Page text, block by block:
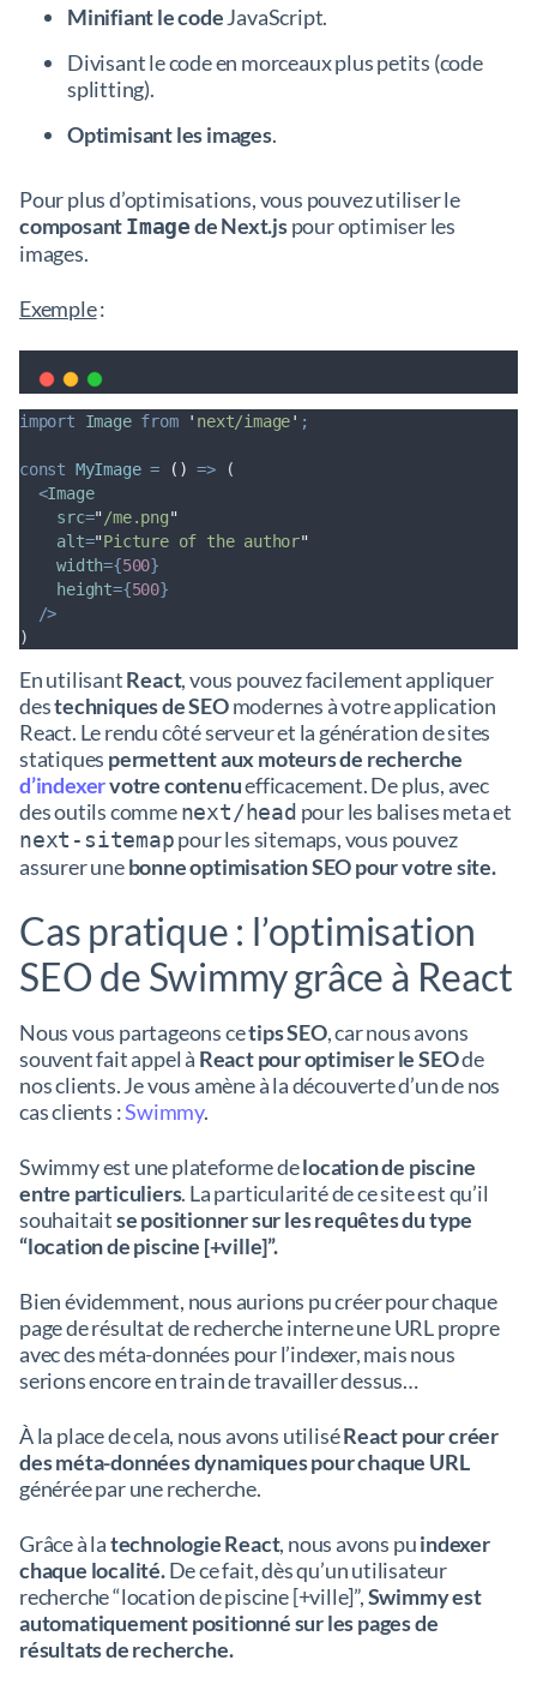
Minifiant le codeJavaScript.
Divisant le code en morceaux plus petits (code
splitting).
Optimisant les images.
Pour plus d’optimisations, vous pouvez utiliser le
composantImagede Next.jspour optimiser les
images.
Exemple:
import Image from ' next/image' ;
const MyImage = () => (
<Image
src="/me.png"
alt="Picture of the author"
width={500}
height={500}
/>
)
En utilisantReact, vous pouvez facilement appliquer
destechniques de SEOmodernes à votre application
React. Le rendu côté serveur et la génération de sites
statiques permettent aux moteurs de recherche
d’indexervotre contenuefficacement. De plus, avec
des outils commenext/head pour les balises meta et
next-sitemappour les sitemaps, vous pouvez
assurer unebonne optimisation SEO pour votre site.
Cas pratique : l’optimisation
SEO de Swimmy grâce à React
Nous vous partageons cetips SEO, car nous avons
souvent fait appel à React pour optimiser le SEOde
nos clients. Je vous amène à la découverte d’un de nos
cas clients :Swimmy.
Swimmy est une plateforme delocation de piscine
entre particuliers. La particularité de ce site est qu’il
souhaitaitse positionner sur les requêtes du type
“location de piscine [+ville]”.
Bien évidemment, nous aurions pu créer pour chaque
page de résultat de recherche interne une URL propre
avec des méta-données pour l’indexer, mais nous
serions encore en train de travailler dessus…
À la place de cela, nous avons utiliséReact pour créer
des méta-données dynamiques pour chaque URL
générée par une recherche.
Grâce à latechnologie React, nous avons puindexer
chaque localité.De ce fait, dès qu’un utilisateur
recherche “location de piscine [+ville]”,Swimmy est
automatiquement positionné sur les pages de
résultats de recherche.